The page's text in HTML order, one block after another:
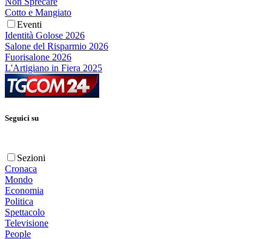
Cotto e Mangiato
Eventi
Identità Golose 2026
Salone del Risparmio 2026
Fuorisalone 2026
L'Artigiano in Fiera 2025
Seguici su
Sezioni
Cronaca
Mondo
Economia
Politica
Spettacolo
Televisione
People